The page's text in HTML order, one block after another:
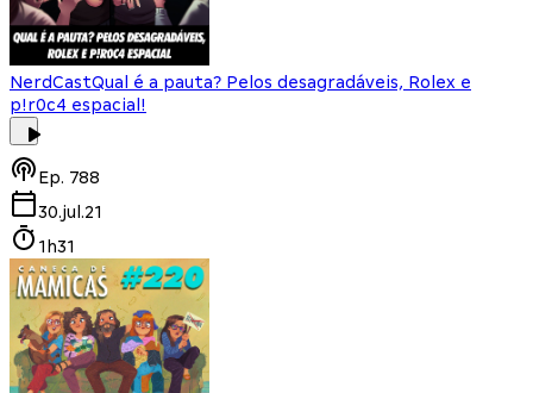
NerdCastQual é a pauta? Pelos desagradáveis, Rolex e
p!r0c4 espacial!
Ep. 788
30.jul.21
1h31